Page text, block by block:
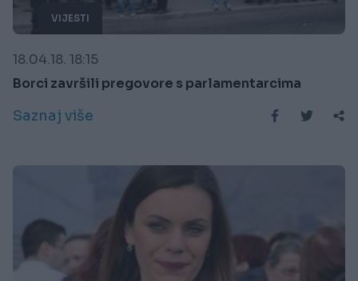
VIJESTI
18.04.18. 18:15
Borci završili pregovore s parlamentarcima
Saznaj više